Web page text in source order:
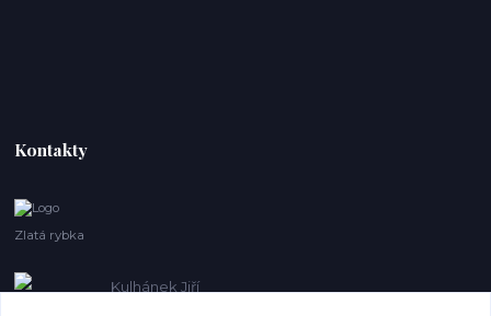
Kontakty
Zlatá rybka
Kulhánek Jiří